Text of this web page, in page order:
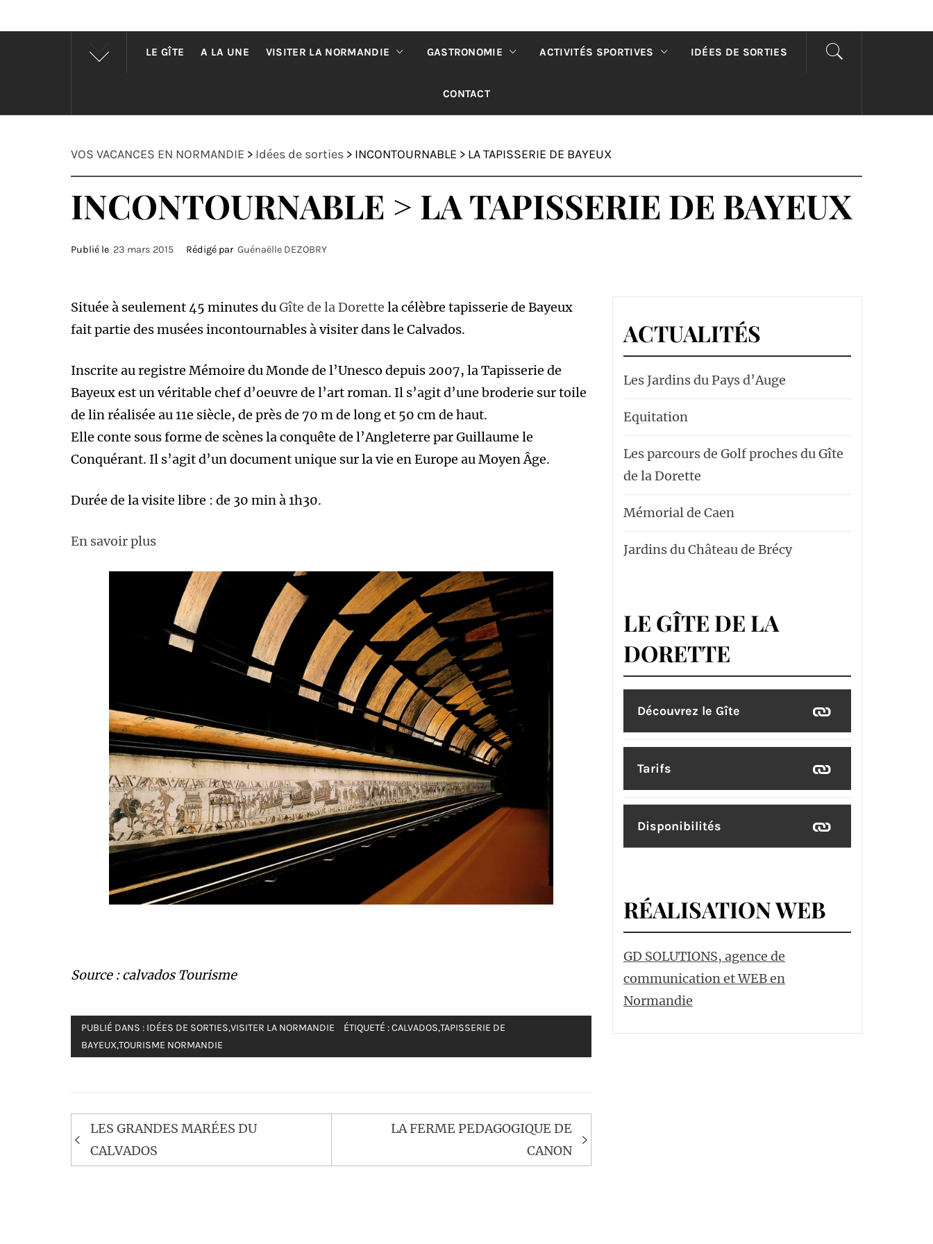
LE GÎTE A LA UNE VISITER LA NORMANDIE GASTRONOMIE ACTIVITÉS SPORTIVES IDÉES DE SORTIES
CONTACT
VOS VACANCES EN NORMANDIE > Idées de sorties > INCONTOURNABLE > LA TAPISSERIE DE BAYEUX
INCONTOURNABLE > LA TAPISSERIE DE BAYEUX
Publié le 23 mars 2015 Rédigé par Guénaëlle DEZOBRY
Située à seulement 45 minutes duGîte de la Dorette la célèbre tapisserie de Bayeux
fait partie des musées incontournables à visiter dans le Calvados.
Inscrite au registre Mémoire du Monde de l’Unesco depuis 2007, la Tapisserie de
Bayeux est un véritable chef d’oeuvre de l’art roman. Il s’agit d’une broderie sur toile
de lin réalisée au 11e siècle, de près de 70 m de long et 50 cm de haut.
Elle conte sous forme de scènes la conquête de l’Angleterre par Guillaume le
Conquérant. Il s’agit d’un document unique sur la vie en Europe au Moyen Âge.
Durée de la visite libre : de 30 min à 1h30.
En savoir plus
Source : calvados Tourisme
PUBLIÉ DANS : IDÉES DE SORTIES,VISITER LA NORMANDIE ÉTIQUETÉ :CALVADOS,TAPISSERIE DE
BAYEUX,TOURISME NORMANDIE
Navigation
de
l’article
LES GRANDES MARÉES DU
CALVADOS
LA FERME PEDAGOGIQUE DE
CANON
ACTUALITÉS
Les Jardins du Pays d’Auge
Equitation
Les parcours de Golf proches du Gîte
de la Dorette
Mémorial de Caen
Jardins du Château de Brécy
LE GÎTE DE LA
DORETTE
Découvrez le Gîte
Tarifs
Disponibilités
RÉALISATION WEB
GD SOLUTIONS, agence de
communication et WEB en
Normandie